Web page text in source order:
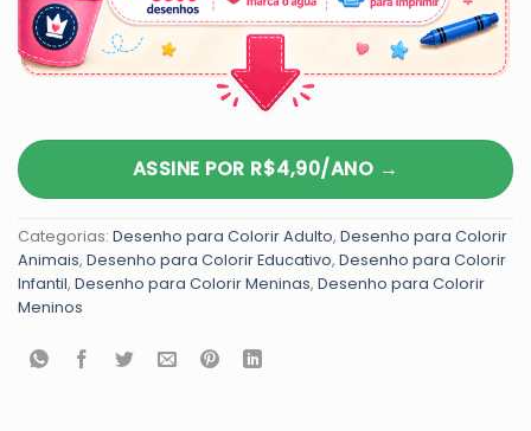
ASSINE POR R$4,90/ANO →
Categorias: Desenho para Colorir Adulto, Desenho para Colorir
Animais, Desenho para Colorir Educativo, Desenho para Colorir
Infantil, Desenho para Colorir Meninas, Desenho para Colorir
Meninos